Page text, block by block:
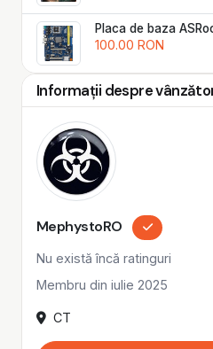
Placa de baza
100.00 RON
Informații despre
MephystoRO
Nu există încă ratinguri
Membru din iulie 2025
CT